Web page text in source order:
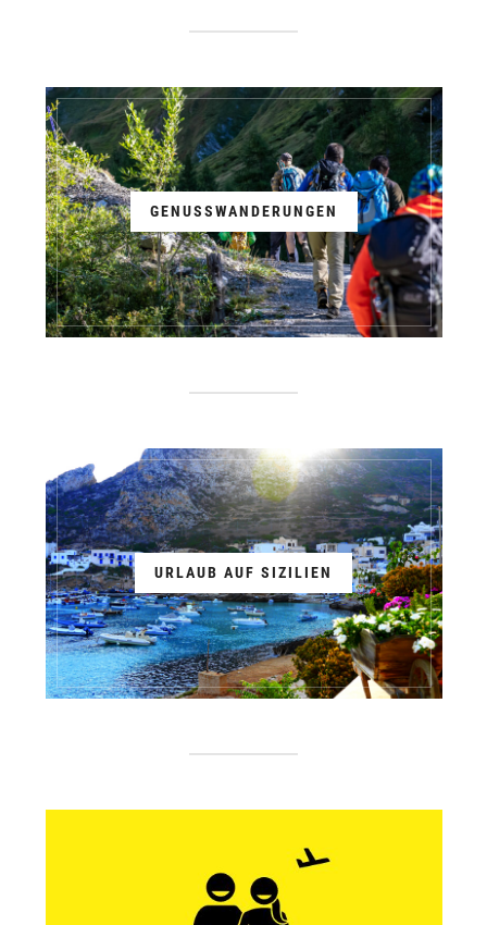
GENUSSWANDERUNGEN
URLAUB AUF SIZILIEN